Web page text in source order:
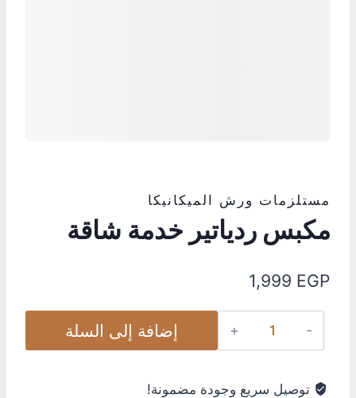
مستلزمات ورش الميكانيكا
مكبس ردياتير خدمة شاقة
1,999 EGP
إضافة إلى السلة
توصيل سريع وجودة مضمونة!